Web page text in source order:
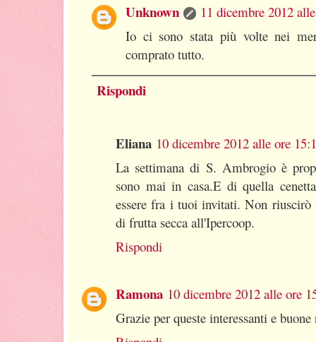
Unknown
11 dicembre 2012
Io ci sono stata più volte nei
comprato tutto.
Rispondi
Eliana 10 dicembre 2012 alle ore
La settimana di S. Ambrogio è
sono mai in casa.E di quella
essere fra i tuoi invitati. Non
di frutta secca all'Ipercoop.
Rispondi
Ramona 10 dicembre 2012 alle ore
Grazie per queste interessanti e